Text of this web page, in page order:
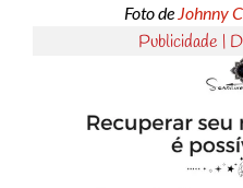
Foto de Johnny
Publicidade |